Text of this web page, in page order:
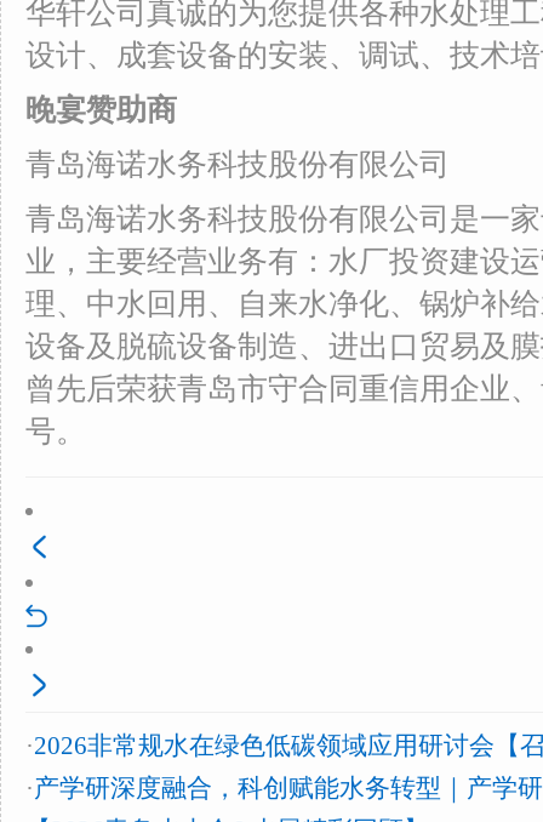
华轩公司真诚的为您提供各种水处理
设计、成套设备的安装、调试、技术
晚宴赞助商
青岛海诺水务科技股份有限公司
青岛海诺水务科技股份有限公司是一
业，主要经营业务有：水厂投资建设
理、中水回用、自来水净化、锅炉补
设备及脱硫设备制造、进出口贸易及
曾先后荣获青岛市守合同重信用企业
号。
·2026非常规水在绿色低碳领域应用研讨会【
·产学研深度融合，科创赋能水务转型｜产学